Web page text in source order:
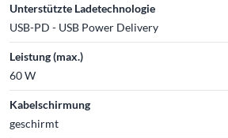
Unterstützte Ladetechnologie
USB-PD - USB Power Delivery
Leistung (max.)
60 W
Kabelschirmung
geschirmt